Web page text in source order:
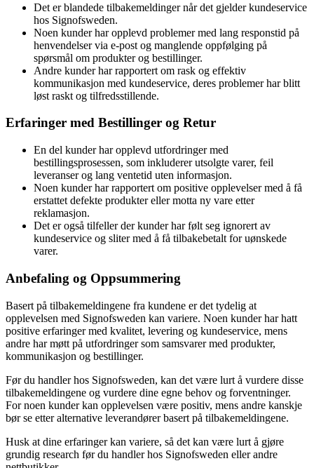
Det er blandede tilbakemeldinger når det gjelder kundeservice
hos Signofsweden.
Noen kunder har opplevd problemer med lang responstid på
henvendelser via e-post og manglende oppfølging på
spørsmål om produkter og bestillinger.
Andre kunder har rapportert om rask og effektiv
kommunikasjon med kundeservice, deres problemer har blitt
løst raskt og tilfredsstillende.
Erfaringer med Bestillinger og Retur
En del kunder har opplevd utfordringer med
bestillingsprosessen, som inkluderer utsolgte varer, feil
leveranser og lang ventetid uten informasjon.
Noen kunder har rapportert om positive opplevelser med å få
erstattet defekte produkter eller motta ny vare etter
reklamasjon.
Det er også tilfeller der kunder har følt seg ignorert av
kundeservice og sliter med å få tilbakebetalt for uønskede
varer.
Anbefaling og Oppsummering
Basert på tilbakemeldingene fra kundene er det tydelig at
opplevelsen med Signofsweden kan variere. Noen kunder har hatt
positive erfaringer med kvalitet, levering og kundeservice, mens
andre har møtt på utfordringer som samsvarer med produkter,
kommunikasjon og bestillinger.
Før du handler hos Signofsweden, kan det være lurt å vurdere disse
tilbakemeldingene og vurdere dine egne behov og forventninger.
For noen kunder kan opplevelsen være positiv, mens andre kanskje
bør se etter alternative leverandører basert på tilbakemeldingene.
Husk at dine erfaringer kan variere, så det kan være lurt å gjøre
grundig research før du handler hos Signofsweden eller andre